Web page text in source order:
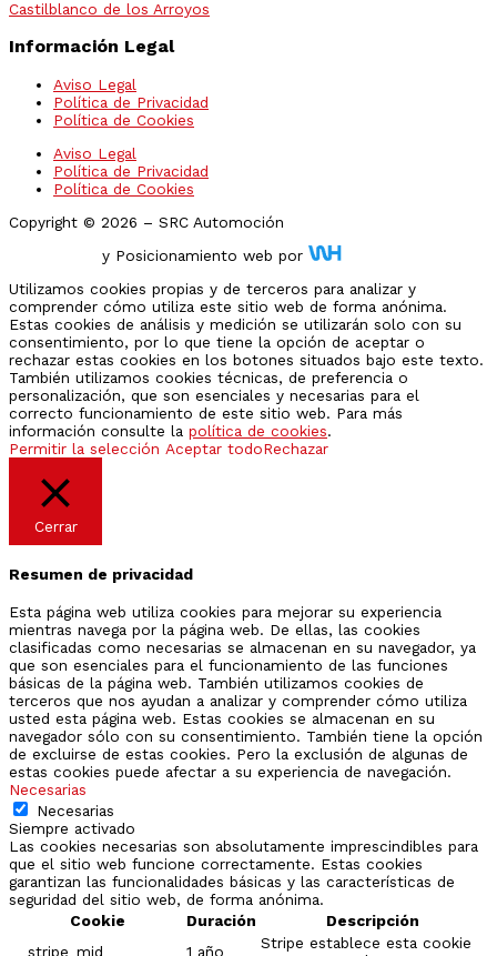
Castilblanco de los Arroyos
Información Legal
Aviso Legal
Política de Privacidad
Política de Cookies
Aviso Legal
Política de Privacidad
Política de Cookies
Copyright © 2026 – SRC Automoción
y Posicionamiento web por
Utilizamos cookies propias y de terceros para analizar y
comprender cómo utiliza este sitio web de forma anónima.
Estas cookies de análisis y medición se utilizarán solo con su
consentimiento, por lo que tiene la opción de aceptar o
rechazar estas cookies en los botones situados bajo este texto.
También utilizamos cookies técnicas, de preferencia o
personalización, que son esenciales y necesarias para el
correcto funcionamiento de este sitio web. Para más
información consulte la política de cookies.
Permitir la selección Aceptar todoRechazar
Cerrar
Resumen de privacidad
Esta página web utiliza cookies para mejorar su experiencia
mientras navega por la página web. De ellas, las cookies
clasificadas como necesarias se almacenan en su navegador, ya
que son esenciales para el funcionamiento de las funciones
básicas de la página web. También utilizamos cookies de
terceros que nos ayudan a analizar y comprender cómo utiliza
usted esta página web. Estas cookies se almacenan en su
navegador sólo con su consentimiento. También tiene la opción
de excluirse de estas cookies. Pero la exclusión de algunas de
estas cookies puede afectar a su experiencia de navegación.
Necesarias
Necesarias
Siempre activado
Las cookies necesarias son absolutamente imprescindibles para
que el sitio web funcione correctamente. Estas cookies
garantizan las funcionalidades básicas y las características de
seguridad del sitio web, de forma anónima.
Cookie
Duración
Descripción
__stripe_mid
1 año
Stripe establece esta cookie